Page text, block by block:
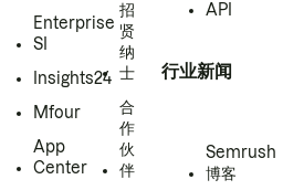
Enterprise
SI
Insights24
Mfour
App
Center
招
贤
纳
士
合
作
伙
伴
API
行业新闻
Semrush
博客